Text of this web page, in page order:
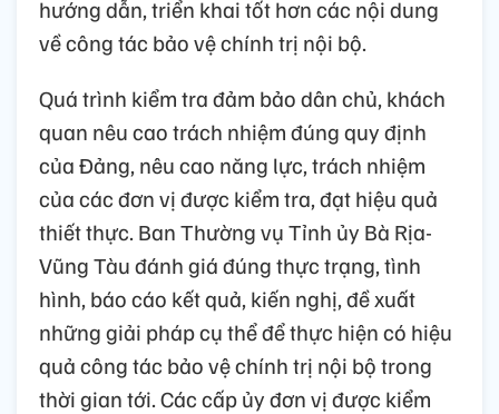
hướng dẫn, triển khai tốt hơn các nội dung
về công tác bảo vệ chính trị nội bộ.
Quá trình kiểm tra đảm bảo dân chủ, khách
quan nêu cao trách nhiệm đúng quy định
của Đảng, nêu cao năng lực, trách nhiệm
của các đơn vị được kiểm tra, đạt hiệu quả
thiết thực. Ban Thường vụ Tỉnh ủy Bà Rịa-
Vũng Tàu đánh giá đúng thực trạng, tình
hình, báo cáo kết quả, kiến nghị, đề xuất
những giải pháp cụ thể để thực hiện có hiệu
quả công tác bảo vệ chính trị nội bộ trong
thời gian tới. Các cấp ủy đơn vị được kiểm